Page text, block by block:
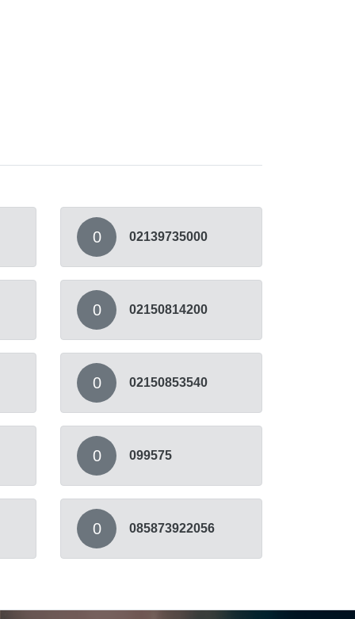
0 02139735000
0 02150814200
0 02150853540
0 099575
0 085873922056